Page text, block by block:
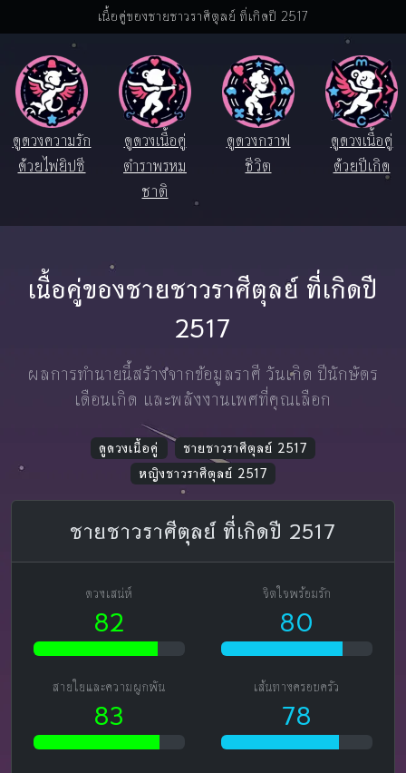
เนื้อคู่ของชายชาวราศีตุลย์ ที่เกิดปี 2517
ดูดวงความรัก
ด้วยไพ่ยิปซี
ดูดวงเนื้อคู่
ตำราพรหม
ชาติ
ดูดวงกราฟ
ชีวิต
ดูดวงเนื้อคู่
ด้วยปีเกิด
เนื้อคู่ของชายชาวราศีตุลย์ ที่เกิดปี
2517
ผลการทำนายนี้สร้างจากข้อมูลราศี วันเกิด ปีนักษัตร
เดือนเกิด และพลังงานเพศที่คุณเลือก
ดูดวงเนื้อคู่
ชายชาวราศีตุลย์ 2517
หญิงชาวราศีตุลย์ 2517
ชายชาวราศีตุลย์ ที่เกิดปี 2517
ดวงเสน่ห์
82
จิตใจพร้อมรัก
80
สายใยและความผูกพัน
83
เส้นทางครอบครัว
78